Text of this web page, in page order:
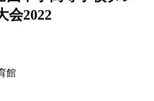
会2022
館